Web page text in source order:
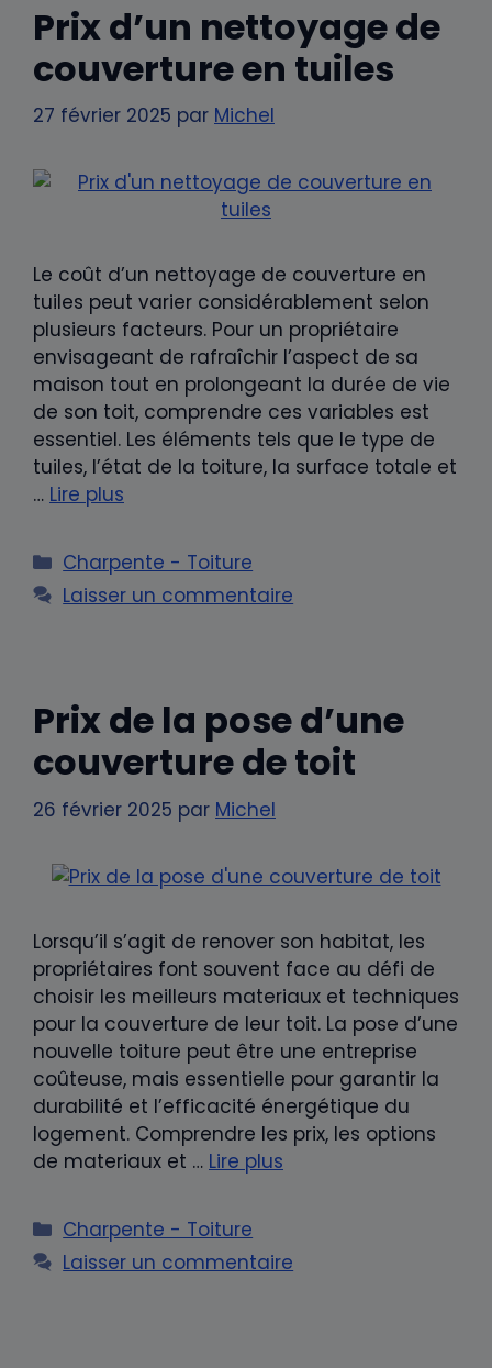
Prix d’un nettoyage de
couverture en tuiles
27 février 2025 par Michel
Le coût d’un nettoyage de couverture en
tuiles peut varier considérablement selon
plusieurs facteurs. Pour un propriétaire
envisageant de rafraîchir l’aspect de sa
maison tout en prolongeant la durée de vie
de son toit, comprendre ces variables est
essentiel. Les éléments tels que le type de
tuiles, l’état de la toiture, la surface totale et
… Lire plus
Catégories
Charpente - Toiture
Laisser un commentaire
Prix de la pose d’une
couverture de toit
26 février 2025 par Michel
Lorsqu’il s’agit de renover son habitat, les
propriétaires font souvent face au défi de
choisir les meilleurs materiaux et techniques
pour la couverture de leur toit. La pose d’une
nouvelle toiture peut être une entreprise
coûteuse, mais essentielle pour garantir la
durabilité et l’efficacité énergétique du
logement. Comprendre les prix, les options
de materiaux et … Lire plus
Catégories
Charpente - Toiture
Laisser un commentaire